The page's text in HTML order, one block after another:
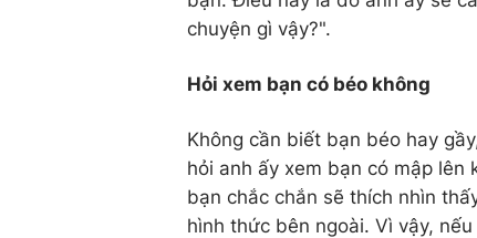
chuyện gì vậy?".
Hỏi xem bạn có béo không
Không cần biết bạn béo hay
hỏi anh ấy xem bạn có mập lên
bạn chắc chắn sẽ thích nhìn
hình thức bên ngoài. Vì vậy,